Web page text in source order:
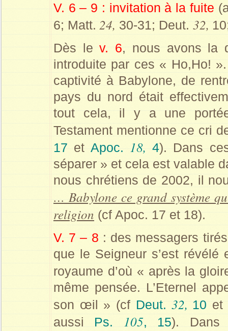
V. 6 – 9 : invitation à la fuite
6; Matt. 24, 30-31; Deut. 32,
Dès lev. 6, nous avons la
introduite par ces « Ho,Ho!
captivité à Babylone, de
pays du nord était
tout cela, il y a une
Testament mentionne ce cri
17 et Apoc. 18, 4). Dans
séparer » et cela est valable
nous chrétiens de 2002, il
… Babylone ce grand système
religion (cf Apoc. 17 et 18).
V. 7 – 8 : des messagers
que le Seigneur s’est
royaume d’où « après la
même pensée. L’Eternel
son œil » (cf Deut. 32, 10 et
aussi Ps. 105, 15). Dans